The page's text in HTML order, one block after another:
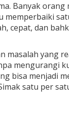
Banyak orang
memperbaiki
cepat, dan
masalah yang
mengurangi
bisa menjadi
satu per